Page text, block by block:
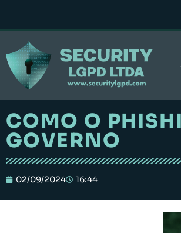
COMO O
GOVERNO
02/09/2024 16:44